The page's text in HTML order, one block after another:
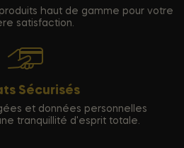
haut de gamme pour votre
satisfaction.
Sécurisés
et données personnelles
tranquillité d'esprit totale.